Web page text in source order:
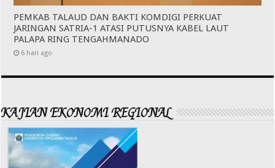
PEMKAB TALAUD DAN BAKTI KOMDIGI PERKUAT
JARINGAN SATRIA-1 ATASI PUTUSNYA KABEL LAUT
PALAPA RING TENGAHMANADO
6 hari ago
KAJIAN EKONOMI REGIONAL